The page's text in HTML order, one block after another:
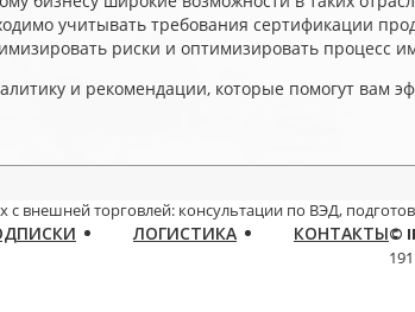
учитывать требования сертификации
риски и оптимизировать процесс
и рекомендации, которые помогут вам
с внешней торговлей: консультации по ВЭД,
ЛОГИСТИКА КОНТАКТЫ©